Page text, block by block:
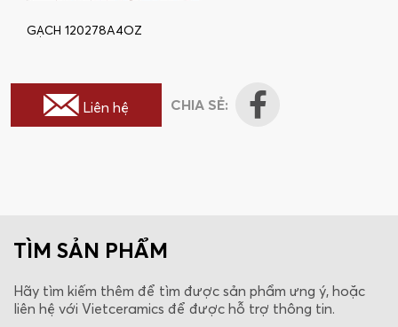
GẠCH 120278A4OZ
Liên hệ CHIA SẺ:
TÌM SẢN PHẨM
Hãy tìm kiếm thêm để tìm được sản phẩm ưng ý, hoặc
liên hệ với Vietceramics để được hỗ trợ thông tin.